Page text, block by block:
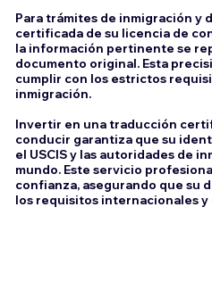
Para trámites de inmigración y
certificada de su licencia de
la información pertinente se
documento original. Esta
cumplir con los estrictos
inmigración.
Invertir en una traducción
conducir garantiza que su
el USCIS y las autoridades de
mundo. Este servicio
confianza, asegurando que su
los requisitos internacionales y